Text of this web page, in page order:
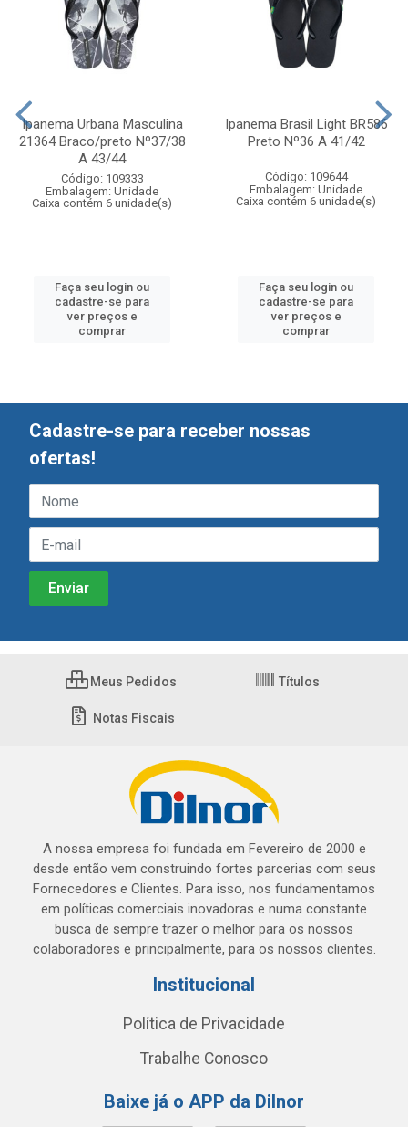
Ipanema Urbana Masculina
21364 Braco/preto Nº37/38
A 43/44
Código: 109333
Embalagem: Unidade
Caixa contém 6 unidade(s)
Faça seu login ou
cadastre-se para
ver preços e
comprar
Ipanema Brasil Light BR586
Preto Nº36 A 41/42
Código: 109644
Embalagem: Unidade
Caixa contém 6 unidade(s)
Faça seu login ou
cadastre-se para
ver preços e
comprar
Cadastre-se para receber nossas
ofertas!
Meus Pedidos Títulos
Notas Fiscais
A nossa empresa foi fundada em Fevereiro de 2000 e
desde então vem construindo fortes parcerias com seus
Fornecedores e Clientes. Para isso, nos fundamentamos
em políticas comerciais inovadoras e numa constante
busca de sempre trazer o melhor para os nossos
colaboradores e principalmente, para os nossos clientes.
Institucional
Política de Privacidade
Trabalhe Conosco
Baixe já o APP da Dilnor